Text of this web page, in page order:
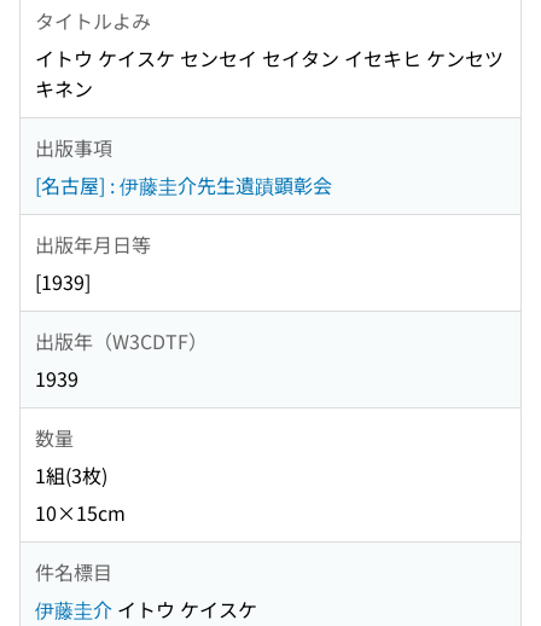
タイトルよみ
イトウ ケイスケ センセイ セイタン イセキヒ ケンセツ
キネン
出版事項
[名古屋] : 伊藤圭介先生遺蹟顕彰会
出版年月日等
[1939]
出版年（W3CDTF）
1939
数量
1組(3枚)
10×15cm
件名標目
伊藤圭介 イトウ ケイスケ